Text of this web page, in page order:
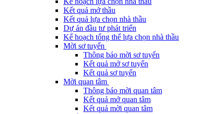
Kết quả mở thầu
Kết quả lựa chọn nhà thầu
Dự án đầu tư phát triển
Kế hoạch tổng thể lựa chọn nhà thầu
Mời sơ tuyển
Thông báo mời sơ tuyển
Kết quả mở sơ tuyển
Kết quả sơ tuyển
Mời quan tâm
Thông báo mời quan tâm
Kết quả mở quan tâm
Kết quả mời quan tâm